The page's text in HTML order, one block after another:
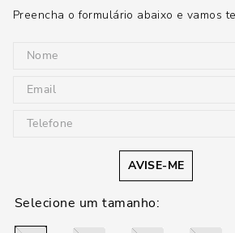
Preencha o formulário abaixo e vamos
AVISE-ME